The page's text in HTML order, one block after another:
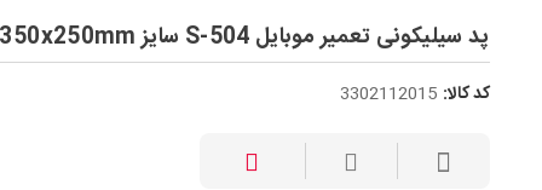
پد سیلیکونی تعمیر موبایل S-504 سایز 350x250mm
کد کالا: 3302112015